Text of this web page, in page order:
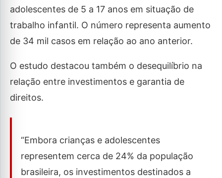
adolescentes de 5 a 17 anos em situação de
trabalho infantil. O número representa aumento
de 34 mil casos em relação ao ano anterior.
O estudo destacou também o desequilíbrio na
relação entre investimentos e garantia de
direitos.
“Embora crianças e adolescentes
representem cerca de 24% da população
brasileira, os investimentos destinados a